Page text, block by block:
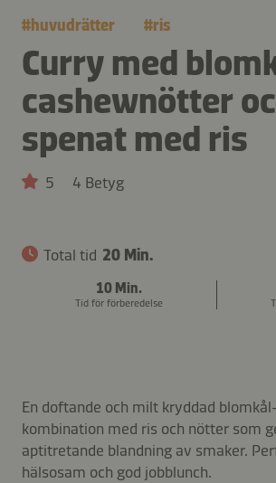
#huvudrätter #ris
Curry med
cashewnötter
spenat med ris
5 4 Betyg
Total tid 20 Min.
10 Min.
Tid för förberedelse
En doftande och milt kryddad
kombination med ris och nötter som
aptitretande blandning av smaker.
hälsosam och god jobblunch.